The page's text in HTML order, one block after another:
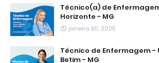
Técnico(a) de
Horizonte - MG
janeiro 30, 2025
Técnico de Enfermagem -
Betim - MG